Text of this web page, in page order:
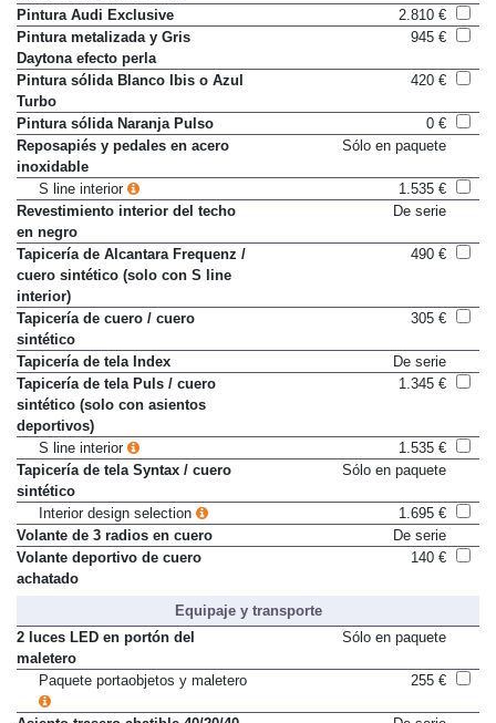
intermitentes dinámicos
Pintura Audi Exclusive
2.810 €
Pintura metalizada y Gris
Daytona efecto perla
Pintura sólida Blanco Ibis o Azul
Turbo
Pintura sólida Naranja Pulso
0 €
Reposapiés y pedales en acero
inoxidable
S line interior
1.535 €
Revestimiento interior del techo
en negro
Tapicería de Alcantara Frequenz /
cuero sintético (solo con S line
interior)
Tapicería de cuero / cuero
sintético
Tapicería de tela Index
De serie
Tapicería de tela Puls / cuero
sintético (solo con asientos
deportivos)
S line interior
1.535 €
Tapicería de tela Syntax / cuero
sintético
Interior design selection
1.695 €
Volante de 3 radios en cuero
De serie
Volante deportivo de cuero
Equipaje y transporte
2 luces LED en portón del
maletero
Paquete portaobjetos y maletero